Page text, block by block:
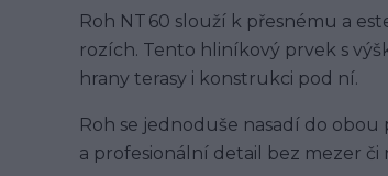
Roh NT 60 slouží k přesnému a
rozích. Tento hliníkový prvek s
hrany terasy i konstrukci pod ní.
Roh se jednoduše nasadí do
a profesionální detail bez mezer či